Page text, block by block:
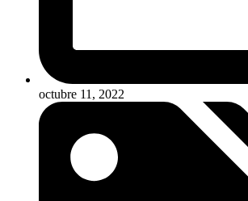
octubre 11, 2022